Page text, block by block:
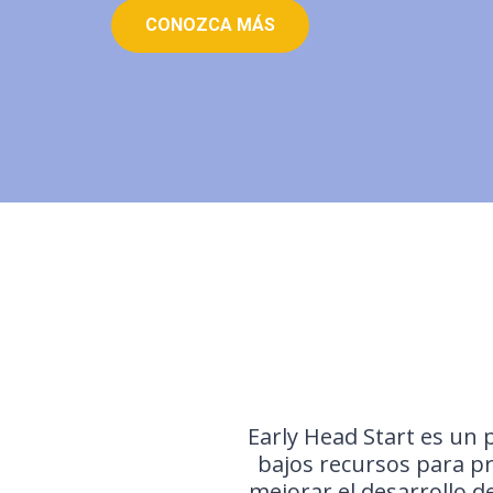
CONOZCA MÁS
Early Head Start es
bajos recursos para